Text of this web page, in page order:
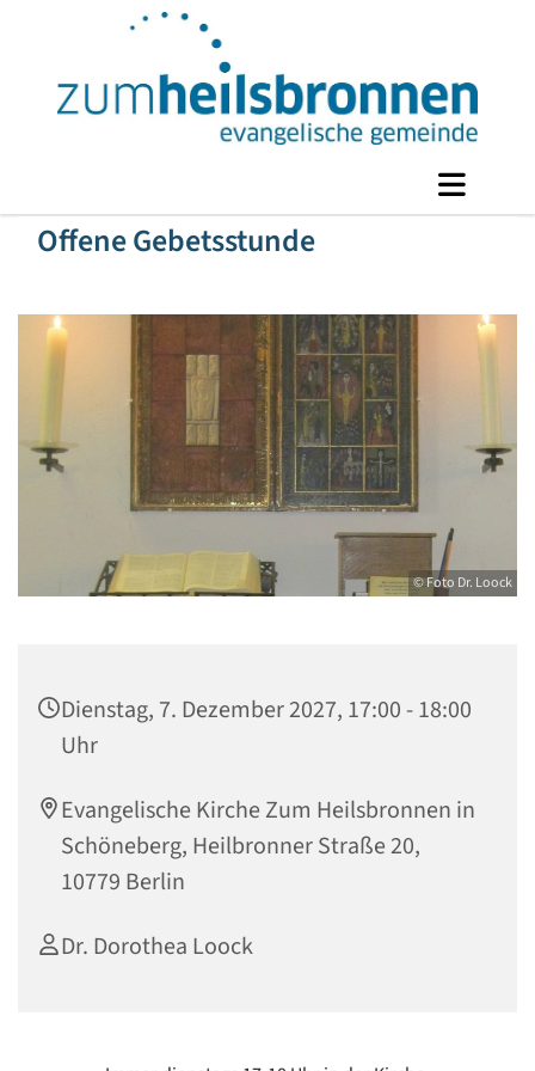
Offene Gebetsstunde
© Foto Dr. Loock
Dienstag, 7. Dezember 2027, 17:00 - 18:00
Uhr
Evangelische Kirche Zum Heilsbronnen in
Schöneberg, Heilbronner Straße 20,
10779 Berlin
Dr. Dorothea Loock